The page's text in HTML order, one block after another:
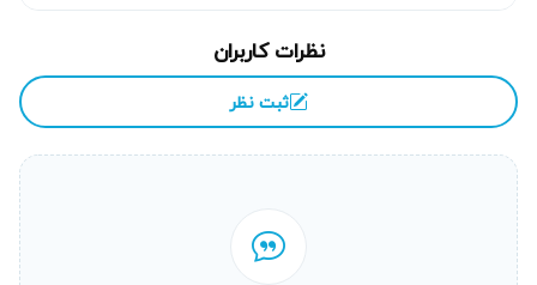
انتخاب سطح کیفی قطعه به انتخاب شما
در آریابهکار، مشتریان می‌توانند بین قطعات اورجینال، درجه یک یا
قطعات اقتصادی انتخاب کنند. توضیحات کامل درباره مزایا و
معایب هر نوع قطعه ارائه می‌شود تا تصمیم آگاهانه بگیرند. این
گزینه به تناسب بودجه و نیاز شما تنظیم می‌شود.
نظرات کاربران
ثبت نظر